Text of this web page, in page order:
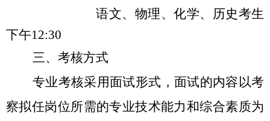
语文、物理、化学、历史考生
下午12:30
三、考核方式
专业考核采用面试形式，面试的内容以考
察拟任岗位所需的专业技术能力和综合素质为